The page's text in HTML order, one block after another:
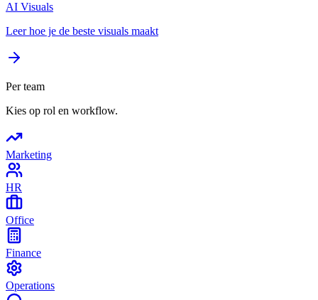
AI Visuals
Leer hoe je de beste visuals maakt
Per team
Kies op rol en workflow.
Marketing
HR
Office
Finance
Operations